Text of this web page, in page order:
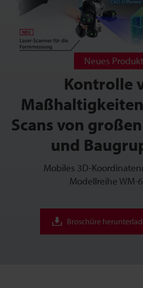
Neues Produkt
Kontrolle
Scans von
und
Mobiles 3D-
Modellreihe WM-
Broschüre